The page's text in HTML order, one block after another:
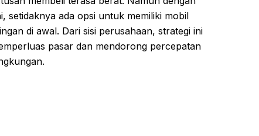
setidaknya ada opsi untuk memiliki mobil
di awal. Dari sisi perusahaan, strategi ini
pasar dan mendorong percepatan